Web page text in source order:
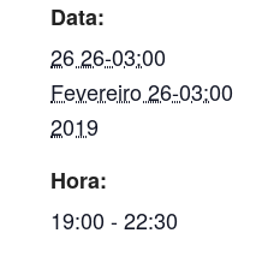
Data:
26 26-03:00
Fevereiro 26-03:00
2019
Hora:
19:00 - 22:30